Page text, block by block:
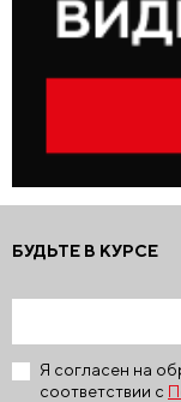
БУДЬТЕ В КУРСЕ
Я согласен на
соответствии с